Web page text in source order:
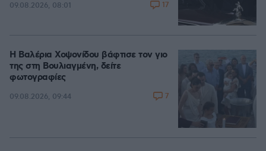
09.08.2026, 08:01 17
Η Βαλέρια Χοψονίδου βάφτισε τον γιο
της στη Βουλιαγμένη, δείτε
φωτογραφίες
09.08.2026, 09:44 7